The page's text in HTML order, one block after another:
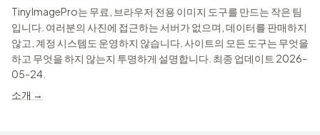
TinyImagePro는 무료, 브라우저 전용 이미지 도구를 만드는 작은 팀
입니다. 여러분의 사진에 접근하는 서버가 없으며, 데이터를 판매하지
않고, 계정 시스템도 운영하지 않습니다. 사이트의 모든 도구는 무엇을
하고 무엇을 하지 않는지 투명하게 설명합니다. 최종 업데이트 2026-
05-24.
소개 →